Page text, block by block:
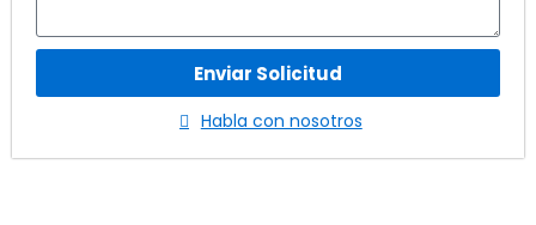
Enviar Solicitud
Habla con nosotros